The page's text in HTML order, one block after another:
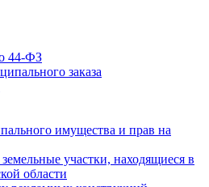
44-ФЗ
заказа
имущества и прав на
участки, находящиеся в
области